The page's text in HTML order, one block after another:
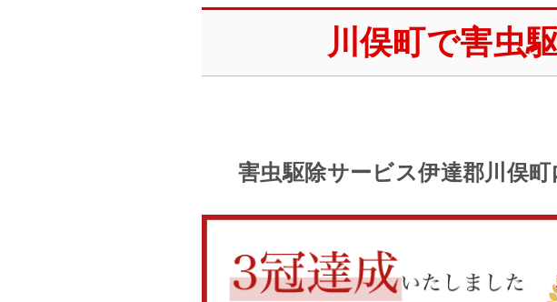
川俣町で害虫
害虫駆除サービス伊達郡川俣